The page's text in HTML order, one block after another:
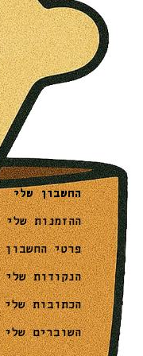
החשבון שלי
ההזמנות שלי
פרטי החשבון
הנקודות שלי
הכתובות שלי
השוברים שלי